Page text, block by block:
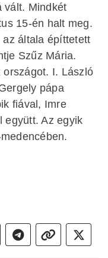
vált. Mindkét
15-én halt meg.
általa építtetett
Szűz Mária.
I. László
pápa
fiával, Imre
együtt. Az egyik